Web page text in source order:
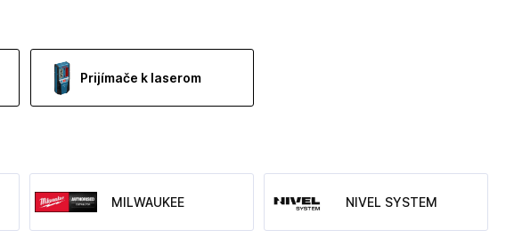
Prijímače k laserom
MILWAUKEE NIVEL SYSTEM